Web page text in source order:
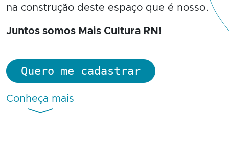
na construção deste espaço que é nosso.
Juntos somos Mais Cultura RN!
Quero me cadastrar
Conheça mais